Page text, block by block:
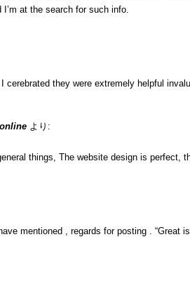
at the search for such info.
cerebrated they were extremely helpful
より:
things, The website design is perfect,
mentioned , regards for posting . “Great